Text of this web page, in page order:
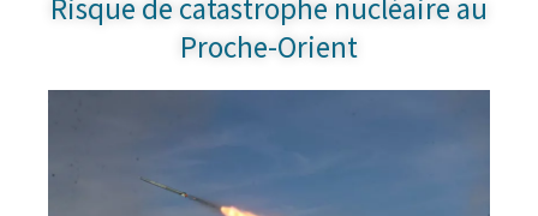
Risque de catastrophe nucléaire au
Proche-Orient